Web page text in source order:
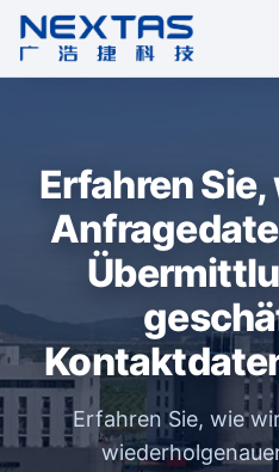
Erfahren Sie,
Erfahren Sie, wie